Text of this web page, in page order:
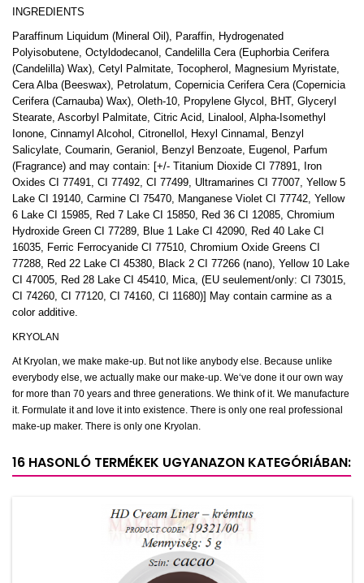
INGREDIENTS
Paraffinum Liquidum (Mineral Oil), Paraffin, Hydrogenated
Polyisobutene, Octyldodecanol, Candelilla Cera (Euphorbia Cerifera
(Candelilla) Wax), Cetyl Palmitate, Tocopherol, Magnesium Myristate,
Cera Alba (Beeswax), Petrolatum, Copernicia Cerifera Cera (Copernicia
Cerifera (Carnauba) Wax), Oleth-10, Propylene Glycol, BHT, Glyceryl
Stearate, Ascorbyl Palmitate, Citric Acid, Linalool, Alpha-Isomethyl
Ionone, Cinnamyl Alcohol, Citronellol, Hexyl Cinnamal, Benzyl
Salicylate, Coumarin, Geraniol, Benzyl Benzoate, Eugenol, Parfum
(Fragrance) and may contain: [+/- Titanium Dioxide CI 77891, Iron
Oxides CI 77491, CI 77492, CI 77499, Ultramarines CI 77007, Yellow 5
Lake CI 19140, Carmine CI 75470, Manganese Violet CI 77742, Yellow
6 Lake CI 15985, Red 7 Lake CI 15850, Red 36 CI 12085, Chromium
Hydroxide Green CI 77289, Blue 1 Lake CI 42090, Red 40 Lake CI
16035, Ferric Ferrocyanide CI 77510, Chromium Oxide Greens CI
77288, Red 22 Lake CI 45380, Black 2 CI 77266 (nano), Yellow 10 Lake
CI 47005, Red 28 Lake CI 45410, Mica, (EU seulement/only: CI 73015,
CI 74260, CI 77120, CI 74160, CI 11680)] May contain carmine as a
color additive.
KRYOLAN
At Kryolan, we make make-up. But not like anybody else. Because unlike
everybody else, we actually make our make-up. We‘ve done it our own way
for more than 70 years and three generations. We think of it. We manufacture
it. Formulate it and love it into existence. There is only one real professional
make-up maker. There is only one Kryolan.
16 HASONLÓ TERMÉKEK UGYANAZON KATEGÓRIÁBAN: